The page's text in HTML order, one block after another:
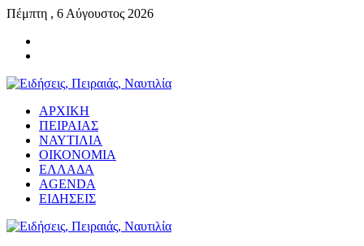
Πέμπτη , 6 Αύγουστος 2026
ΑΡΧΙΚΗ
ΠΕΙΡΑΙΑΣ
ΝΑΥΤΙΛΙΑ
ΟΙΚΟΝΟΜΙΑ
ΕΛΛΑΔΑ
AGENDA
ΕΙΔΗΣΕΙΣ